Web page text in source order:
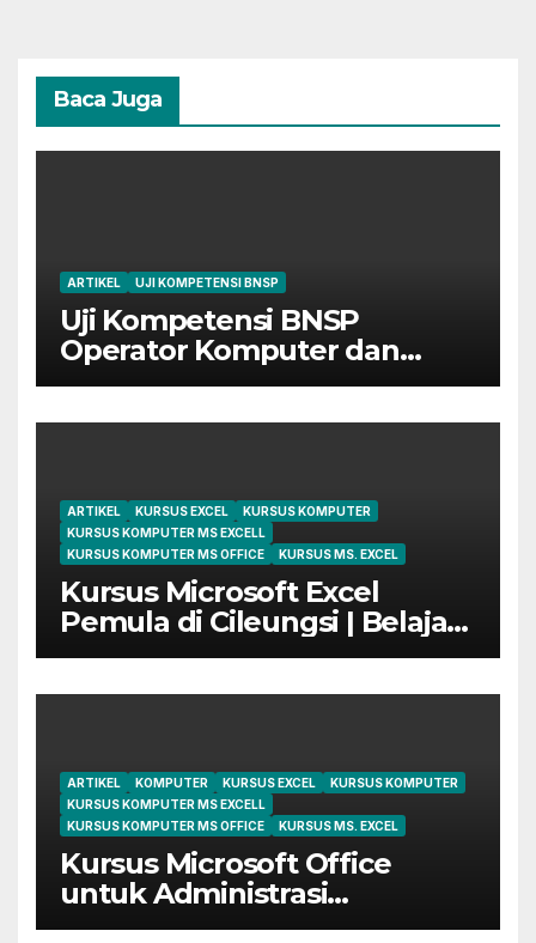
Baca Juga
ARTIKEL UJI KOMPETENSI BNSP
Uji Kompetensi BNSP
Operator Komputer dan
Digital Marketing di Bekasi
ARTIKEL KURSUS EXCEL
KURSUS KOMPUTER
KURSUS KOMPUTER MS EXCELL
KURSUS KOMPUTER MS OFFICE
KURSUS MS. EXCEL
Kursus Microsoft Excel
Pemula di Cileungsi | Belajar
dari Dasar Sampai Mahir
ARTIKEL KOMPUTER KURSUS EXCEL
KURSUS KOMPUTER
KURSUS KOMPUTER MS EXCELL
KURSUS KOMPUTER MS OFFICE
KURSUS MS. EXCEL
Kursus Microsoft Office
untuk Administrasi
Perkantoran di Cileungsi